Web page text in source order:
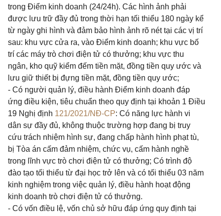
trong Điểm kinh doanh (24/24h). Các hình ảnh phải
được lưu trữ đầy đủ trong thời hạn tối thiểu 180 ngày kể
từ ngày ghi hình và đảm bảo hình ảnh rõ nét tại các vị trí
sau: khu vực cửa ra, vào Điểm kinh doanh; khu vực bố
trí các máy trò chơi điện tử có thưởng; khu vực thu
ngân, kho quỹ kiểm đếm tiền mặt, đồng tiền quy ước và
lưu giữ thiết bị đựng tiền mặt, đồng tiền quy ước;
- Có người quản lý, điều hành Điểm kinh doanh đáp
ứng điều kiện, tiêu chuẩn theo quy định tại khoản 1 Điều
19 Nghị định 121/2021/NĐ-CP: Có năng lực hành vi
dân sự đầy đủ, không thuộc trường hợp đang bị truy
cứu trách nhiệm hình sự, đang chấp hành hình phạt tù,
bị Tòa án cấm đảm nhiệm, chức vụ, cấm hành nghề
trong lĩnh vực trò chơi điện tử có thưởng; Có trình độ
đào tạo tối thiểu từ đại học trở lên và có tối thiểu 03 năm
kinh nghiệm trong việc quản lý, điều hành hoạt động
kinh doanh trò chơi điện tử có thưởng.
- Có vốn điều lệ, vốn chủ sở hữu đáp ứng quy định tại